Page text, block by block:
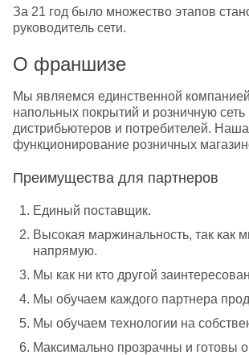
За 21 год было множество этапов
руководитель сети.
О франшизе
Мы являемся единственной
напольных покрытий и розничную
дистрибьютеров и потребителей.
функционирование розничных
Преимущества для партнеров
Единый поставщик.
Высокая маржинальность, так как
напрямую.
Мы как ни кто другой
Мы обучаем каждого партнера
Мы обучаем технологии на
Максимально прозрачны и готовы